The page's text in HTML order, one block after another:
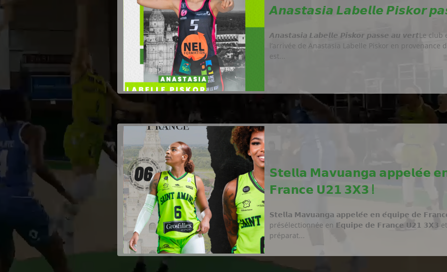
𝘼𝙣𝙖𝙨𝙩𝙖𝙨𝙞𝙖 𝙇𝙖𝙗𝙚𝙡𝙡𝙚 𝙋𝙞𝙨𝙠𝙤𝙧
𝘼𝙣𝙖𝙨𝙩𝙖𝙨𝙞𝙖 𝙇𝙖𝙗𝙚𝙡𝙡𝙚 𝙋𝙞𝙨𝙠𝙤𝙧 𝙥𝙖𝙨𝙨𝙚 𝙖𝙪 𝙫𝙚𝙧𝙩Le club
l’arrivée de Anastasia Labelle Piskor en provenance
est...
𝗦𝘁𝗲𝗹𝗹𝗮 𝗠𝗮𝘃𝘂𝗮𝗻𝗴𝗮 𝗮𝗽𝗽𝗲𝗹𝗲́𝗲
𝗙𝗿𝗮𝗻𝗰𝗲 𝗨𝟮𝟭 𝟯𝗫𝟯 !
𝗦𝘁𝗲𝗹𝗹𝗮 𝗠𝗮𝘃𝘂𝗮𝗻𝗴𝗮 𝗮𝗽𝗽𝗲𝗹𝗲́𝗲 𝗲𝗻 𝗲́𝗾𝘂𝗶𝗽𝗲 𝗱𝗲
présélectionnée en 𝗘́𝗾𝘂𝗶𝗽𝗲 𝗱𝗲 𝗙𝗿𝗮𝗻𝗰𝗲 𝗨𝟮𝟭 𝟯𝗫𝟯
préparat...